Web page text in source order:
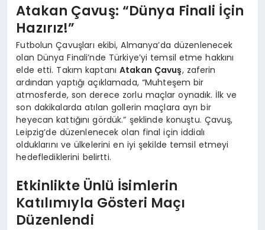
Atakan Çavuş: “Dünya Finali İçin
Hazırız!”
Futbolun Çavuşları ekibi, Almanya’da düzenlenecek
olan Dünya Finali’nde Türkiye’yi temsil etme hakkını
elde etti. Takım kaptanı Atakan Çavuş, zaferin
ardından yaptığı açıklamada, “Muhteşem bir
atmosferde, son derece zorlu maçlar oynadık. İlk ve
son dakikalarda atılan gollerin maçlara ayrı bir
heyecan kattığını gördük.” şeklinde konuştu. Çavuş,
Leipzig’de düzenlenecek olan final için iddialı
olduklarını ve ülkelerini en iyi şekilde temsil etmeyi
hedeflediklerini belirtti.
Etkinlikte Ünlü İsimlerin
Katılımıyla Gösteri Maçı
Düzenlendi